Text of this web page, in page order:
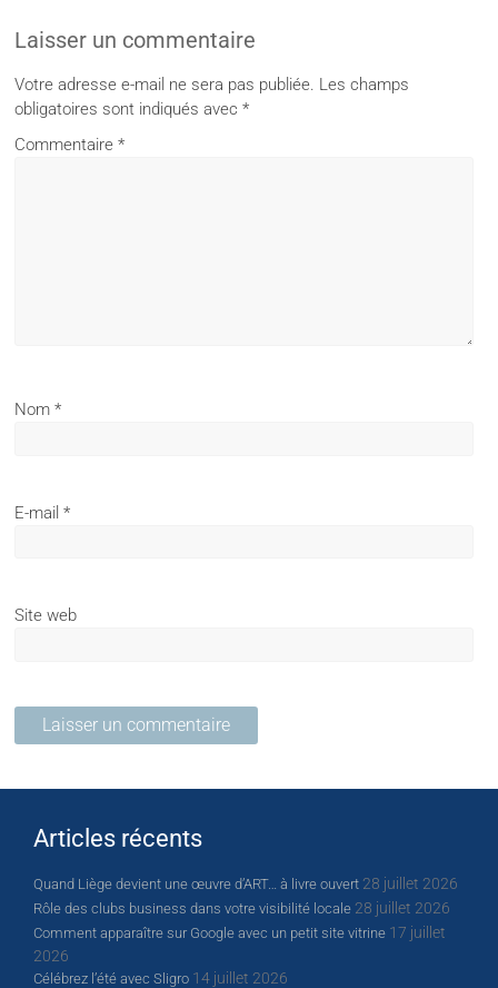
Laisser un commentaire
Votre adresse e-mail ne sera pas publiée. Les champs
obligatoires sont indiqués avec*
Commentaire*
Nom*
E-mail*
Site web
Articles récents
Quand Liège devient une œuvre d’ART… à livre ouvert 28 juillet 2026
Rôle des clubs business dans votre visibilité locale 28 juillet 2026
Comment apparaître sur Google avec un petit site vitrine 17 juillet
2026
Célébrez l’été avec Sligro 14 juillet 2026